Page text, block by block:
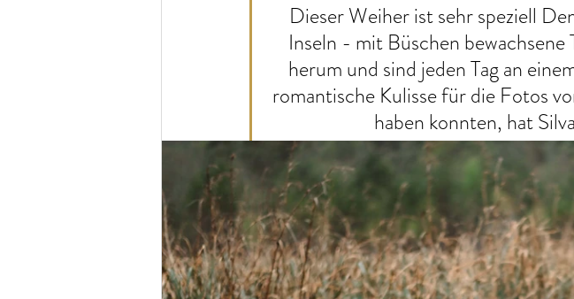
Dieser Weiher ist sehr speziell
Inseln - mit Büschen
herum und sind jeden Tag an
romantische Kulisse für die Fotos
haben konnten, hat